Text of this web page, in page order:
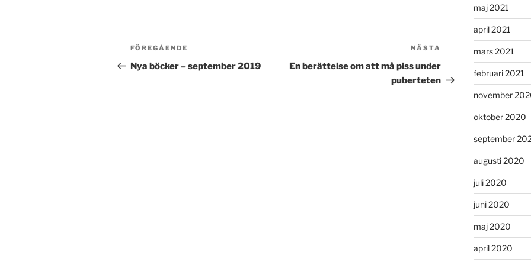
Inläggsnavigering
Föregående
inlägg
FÖREGÅENDE
Nya böcker – september 2019
inlägg
NÄSTA
En berättelse om att må piss under
puberteten
maj 2021
april 2021
mars 2021
februari 2021
november
oktober 2020
september
augusti 2020
juli 2020
juni 2020
maj 2020
april 2020